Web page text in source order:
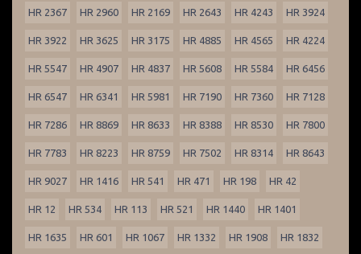
HR 2367 HR 2960 HR 2169 HR 2643 HR 4243 HR 3924
HR 3922 HR 3625 HR 3175 HR 4885 HR 4565 HR 4224
HR 5547 HR 4907 HR 4837 HR 5608 HR 5584 HR 6456
HR 6547 HR 6341 HR 5981 HR 7190 HR 7360 HR 7128
HR 7286 HR 8869 HR 8633 HR 8388 HR 8530 HR 7800
HR 7783 HR 8223 HR 8759 HR 7502 HR 8314 HR 8643
HR 9027 HR 1416 HR 541 HR 471 HR 198 HR 42
HR 12 HR 534 HR 113 HR 521 HR 1440 HR 1401
HR 1635 HR 601 HR 1067 HR 1332 HR 1908 HR 1832